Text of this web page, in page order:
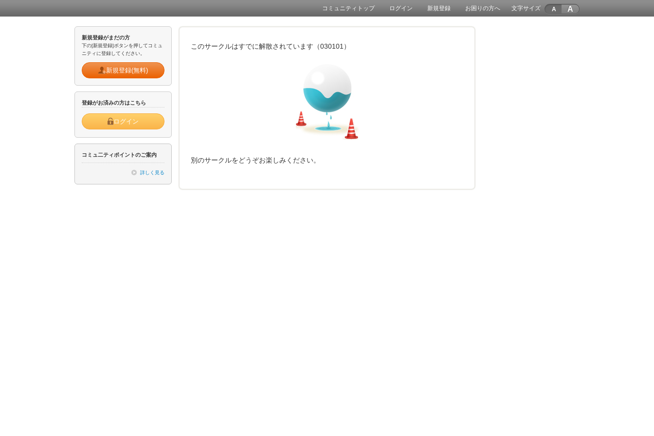
コミュニティトップ ログイン 新規登録 お困りの方へ 文字サイズ A
新規登録がまだの方
下の[新規登録]ボタンを押してコミュ
ニティに登録してください。
新規登録(無料)
登録がお済みの方はこちら
ログイン
コミュ二ティポイントのご案内
詳しく見る
このサークルはすでに解散されています（030101）
別のサークルをどうぞお楽しみください。